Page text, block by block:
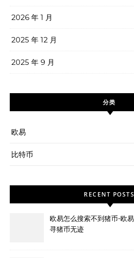
2026 年 1 月
2025 年 12 月
2025 年 9 月
分类
欧易
比特币
RECENT POSTS
欧易怎么搜索不到猪币-欧易
寻猪币无迹